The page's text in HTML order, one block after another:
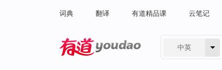
词典 翻译 有道精品课 云笔记
中英